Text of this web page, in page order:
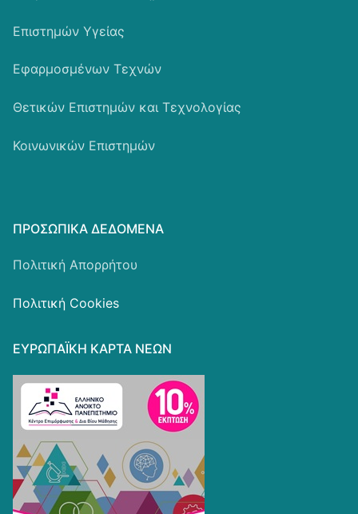
Επιστημών Υγείας
Εφαρμοσμένων Τεχνών
Θετικών Επιστημών και Τεχνολογίας
Κοινωνικών Επιστημών
ΠΡΟΣΩΠΙΚΆ ΔΕΔΟΜΈΝΑ
Πολιτική Απορρήτου
Πολιτική Cookies
ΕΥΡΩΠΑΪΚΗ ΚΑΡΤΑ ΝΕΩΝ